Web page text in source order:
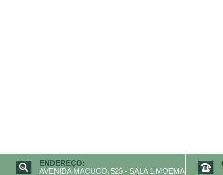
ENDEREÇO:
AVENIDA MACUCO, 523 - SALA 1 MOEMA